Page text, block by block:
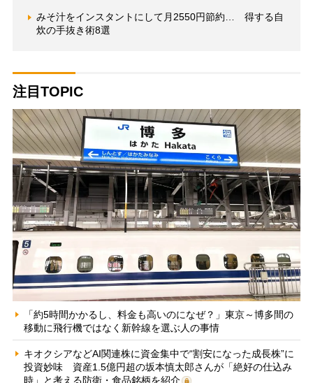
みそ汁をインスタントにして月2550円節約… 得する自
炊の手抜き術8選
注目TOPIC
「約5時間かかるし、料金も高いのになぜ？」東京～博多間の
移動に飛行機ではなく新幹線を選ぶ人の事情
キオクシアなどAI関連株に資金集中で“割安になった成長株”に
投資妙味 資産1.5億円超の坂本慎太郎さんが「絶好の仕込み
時」と考える防衛・食品銘柄を紹介